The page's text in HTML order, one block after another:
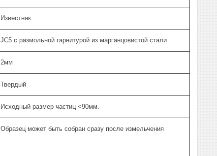
Известняк
JC5 с размольной гарнитурой из марганцовистой стали
2мм
Твердый
Исходный размер частиц <90мм.
Образец может быть собран сразу после измельчения